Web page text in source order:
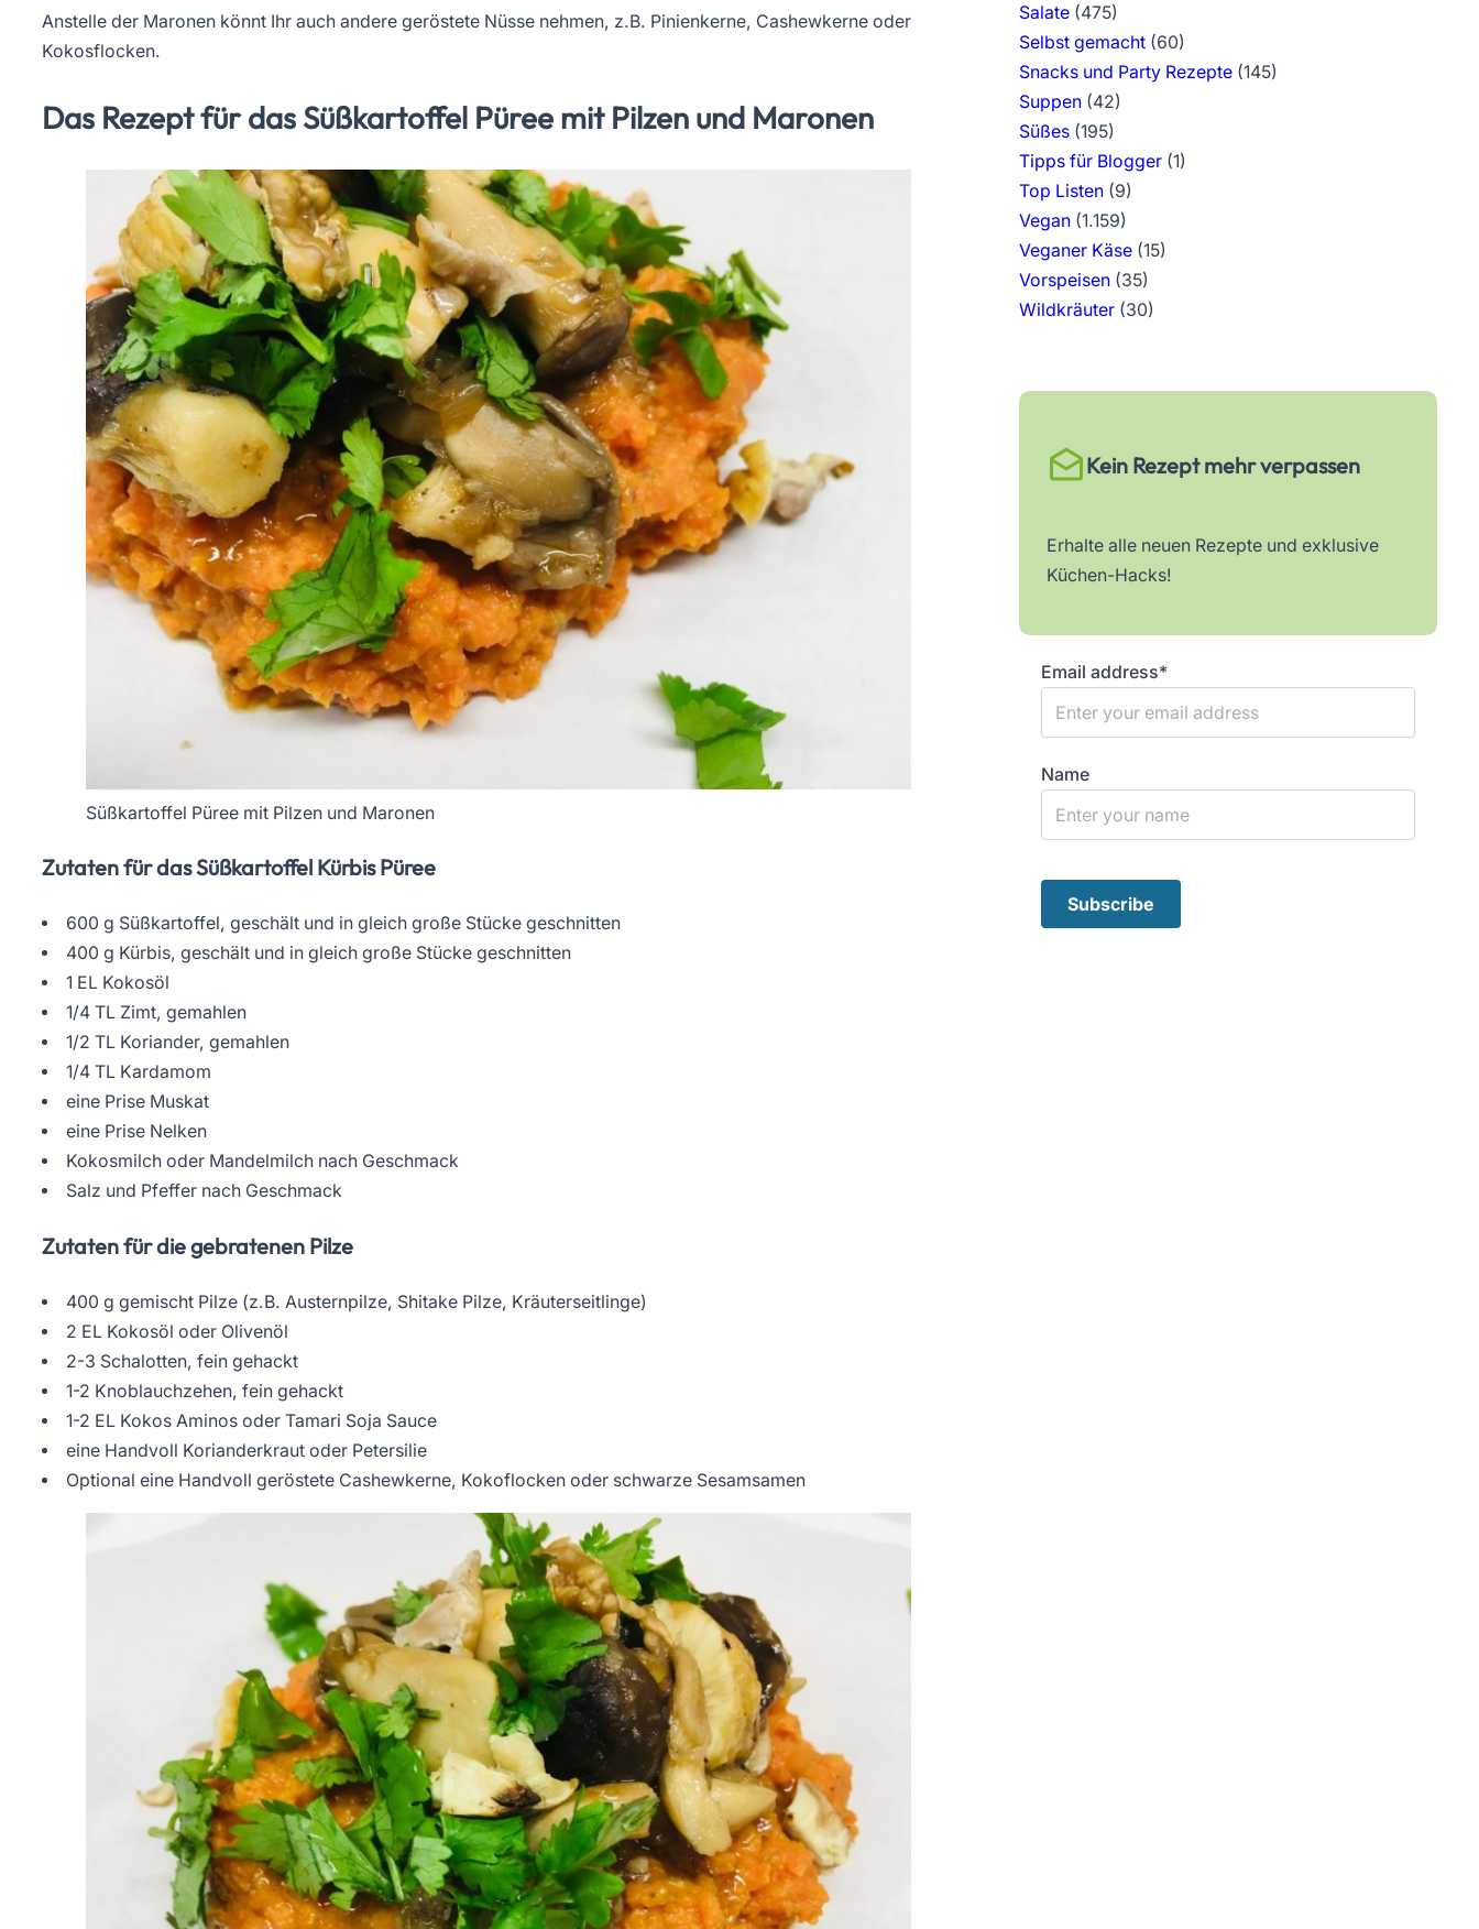
Anstelle der Maronen könnt Ihr auch andere geröstete Nüsse nehmen, z.B. Pinienkerne, Cashewkerne oder
Kokosflocken.
Das Rezept für das Süßkartoffel Püree mit Pilzen und Maronen
Süßkartoffel Püree mit Pilzen und Maronen
Zutaten für das Süßkartoffel Kürbis Püree
600 g Süßkartoffel, geschält und in gleich große Stücke geschnitten
400 g Kürbis, geschält und in gleich große Stücke geschnitten
1 EL Kokosöl
1/4 TL Zimt, gemahlen
1/2 TL Koriander, gemahlen
1/4 TL Kardamom
eine Prise Muskat
eine Prise Nelken
Kokosmilch oder Mandelmilch nach Geschmack
Salz und Pfeffer nach Geschmack
Zutaten für die gebratenen Pilze
400 g gemischt Pilze (z.B. Austernpilze, Shitake Pilze, Kräuterseitlinge)
2 EL Kokosöl oder Olivenöl
2-3 Schalotten, fein gehackt
1-2 Knoblauchzehen, fein gehackt
1-2 EL Kokos Aminos oder Tamari Soja Sauce
eine Handvoll Korianderkraut oder Petersilie
Optional eine Handvoll geröstete Cashewkerne, Kokoflocken oder schwarze Sesamsamen
Salate(475)
Selbst gemacht(60)
Snacks und Party Rezepte(145)
Suppen(42)
Süßes(195)
Tipps für Blogger(1)
Top Listen(9)
Vegan(1.159)
Veganer Käse(15)
Vorspeisen(35)
Wildkräuter(30)
Kein Rezept mehr verpassen
Erhalte alle neuen Rezepte und exklusive
Küchen-Hacks!
Email address*
Name